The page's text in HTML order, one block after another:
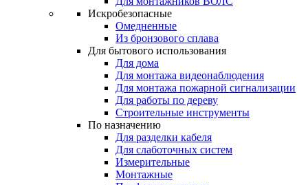
Искробезопасные
Омедненные
Из бронзового сплава
Для бытового использования
Для дома
Для монтажа видеонаблюдения
Для монтажа пожарной сигнализации
Для работы по дереву
Строительные инструменты
По назначению
Для разделки кабеля
Для слаботочных систем
Измерительные
Монтажные